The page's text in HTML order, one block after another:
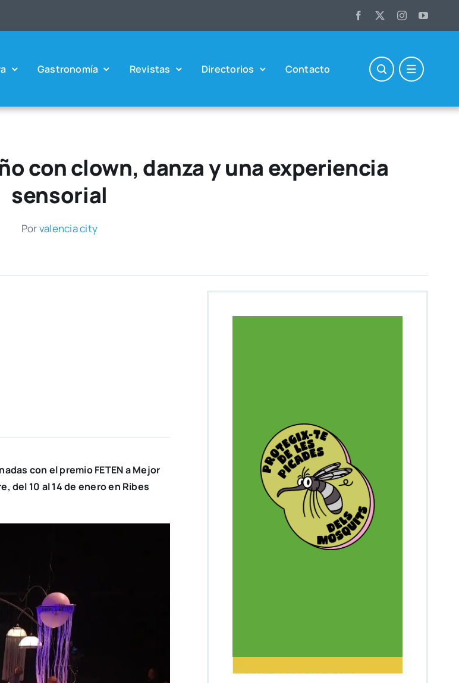
Gas­tro­no­mía Revis­tas Direc­to­rios Con­tac­to
con clown, danza y una experiencia
sensorial
Porvalen­cia city
con el pre­mio FETEN a Mejor
del 10 al 14 de enero en Ribes